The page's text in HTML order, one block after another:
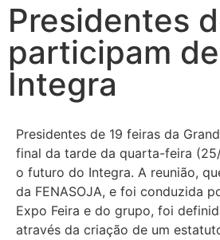
Presidentes
participam
Integra
Presidentes de 19 feiras da
final da tarde da quarta-feira
o futuro do Integra. A reunião,
da FENASOJA, e foi conduzida
Expo Feira e do grupo, foi
através da criação de um